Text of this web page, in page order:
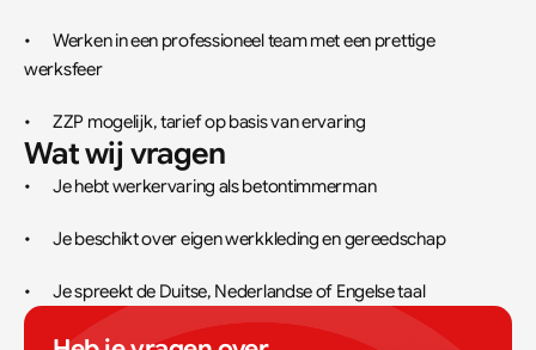
•	Werken in een professioneel team met een prettige
werksfeer
•	ZZP mogelijk, tarief op basis van ervaring
Wat wij vragen
•	Je hebt werkervaring als betontimmerman
•	Je beschikt over eigen werkkleding en gereedschap
•	Je spreekt de Duitse, Nederlandse of Engelse taal